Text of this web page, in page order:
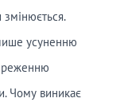
усуненню
Чому виникає